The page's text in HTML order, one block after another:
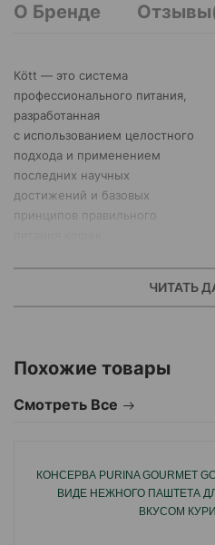
О Бренде
Кött — это система
профессионального питания,
разработанная
с использованием целостного
подхода и применением
последних научных
достижений и базовых
принципов правильного
ЧИТАТЬ
Похожие товары
Смотреть Все
КОНСЕРВА PURINA GOURMET
ВИДЕ НЕЖНОГО ПАШТЕТА
ВКУСОМ